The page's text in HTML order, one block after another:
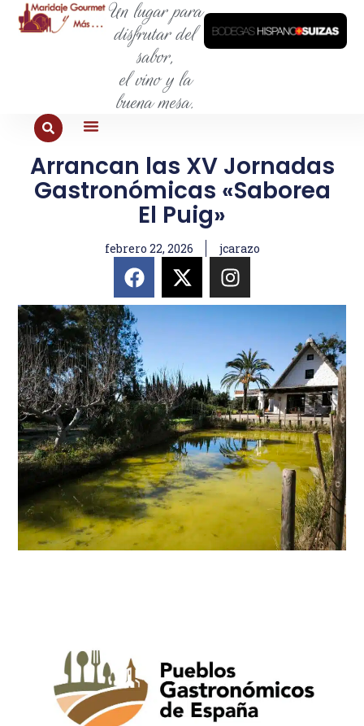
Un lugar para
disfrutar del
sabor,
el vino y la
buena mesa.
Arrancan las XV Jornadas
Gastronómicas «Saborea
El Puig»
febrero 22, 2026 jcarazo